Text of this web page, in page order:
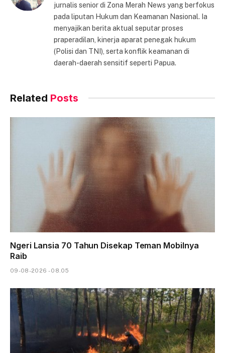
jurnalis senior di Zona Merah News yang berfokus
pada liputan Hukum dan Keamanan Nasional. Ia
menyajikan berita aktual seputar proses
praperadilan, kinerja aparat penegak hukum
(Polisi dan TNI), serta konflik keamanan di
daerah-daerah sensitif seperti Papua.
Related Posts
Ngeri Lansia 70 Tahun Disekap Teman Mobilnya
Raib
09-08-2026 - 08.05